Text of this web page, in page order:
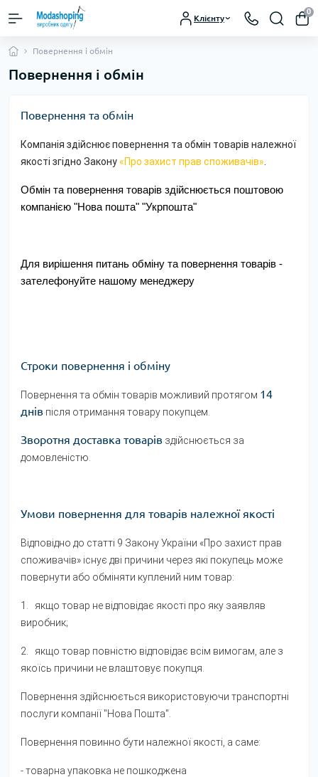
Клієнту
0
Повернення і обмін
Повернення і обмін
Повернення та обмін
Компанія здійснює повернення та обмін товарів належної
якості згідно Закону«Про захист прав споживачів»
Обмін та повернення товарів здійснюється поштовою
компанією "Нова пошта" "Укрпошта"
Для вирішення питань обміну та повернення товарів -
зателефонуйте нашому менеджеру
Строки повернення і обміну
Повернення та обмін товарів можливий протягом 14
днів після отримання товару покупцем.
Зворотня доставка товарів здійснюється за
домовленістю.
Умови повернення для товарів належної якості
Відповідно до статті 9 Закону України «Про захист прав
споживачів» існує дві причини через які покупець може
повернути або обміняти куплений ним товар:
1. якщо товар не відповідає якості про яку заявляв
виробник;
2. якщо товар повністю відповідає всім вимогам, але з
якоїсь причини не влаштовує покупця.
Повернення здійснюється використовуючи транспортні
послуги компанії "Нова Пошта".
Повернення повинно бути належної якості, а саме:
- товарна упаковка не пошкоджена